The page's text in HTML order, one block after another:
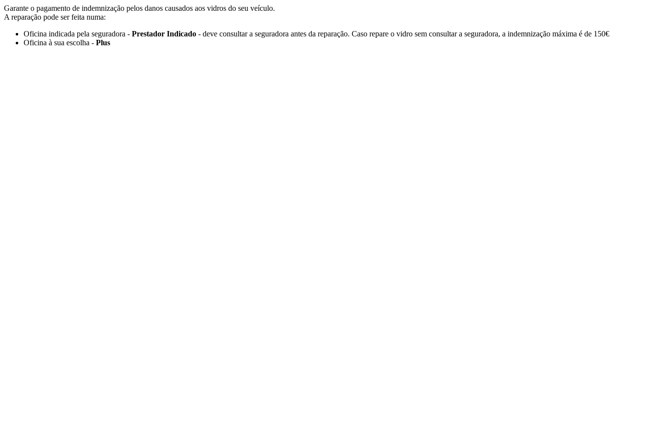
Garante o pagamento de indemnização pelos danos causados aos vidros do seu veículo.
A reparação pode ser feita numa:
Oficina indicada pela seguradora - Prestador Indicado - deve consultar a seguradora antes da reparação. Caso repare o vidro sem consultar a seguradora, a indemnização máxima é de 150€
Oficina à sua escolha - Plus